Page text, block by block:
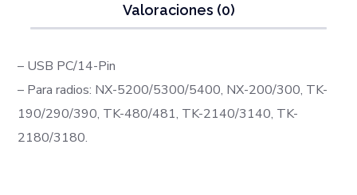
Valoraciones (0)
– USB PC/14-Pin
– Para radios: NX-5200/5300/5400, NX-200/300, TK-
190/290/390, TK-480/481, TK-2140/3140, TK-
2180/3180.